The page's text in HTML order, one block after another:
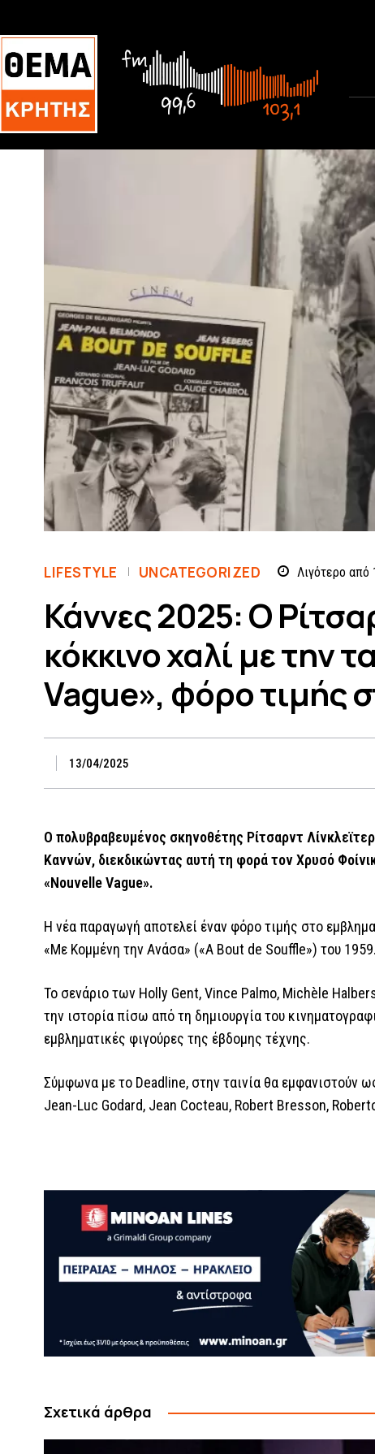
LIFESTYLE UNCATEGORIZED Λιγότερο από
Κάννες 2025: Ο
κόκκινο χαλί με την
Vague», φόρο τιμής
13/04/2025
Ο πολυβραβευμένος σκηνοθέτης Ρίτσαρντ
Καννών, διεκδικώντας αυτή τη φορά τον Χρυσό
«Nouvelle Vague».
Η νέα παραγωγή αποτελεί έναν φόρο τιμής στο
«Με Κομμένη την Ανάσα» («A Bout de Souffle») του 1959.
Το σενάριο των Holly Gent, Vince Palmo, Michèle
την ιστορία πίσω από τη δημιουργία του
εμβληματικές φιγούρες της έβδομης τέχνης.
Σύμφωνα με το Deadline, στην ταινία θα εμφανιστούν
Jean-Luc Godard, Jean Cocteau, Robert Bresson,
Σχετικά άρθρα